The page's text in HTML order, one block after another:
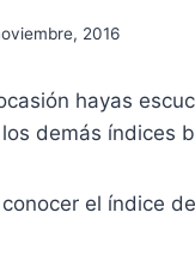
2016
hayas
demás índices
el índice